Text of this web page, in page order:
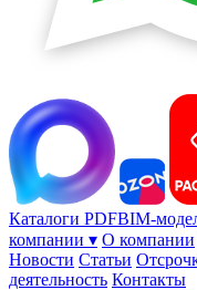
Каталоги PDFBIM-
компании ▾ О компании
Новости Статьи
деятельность Контакты